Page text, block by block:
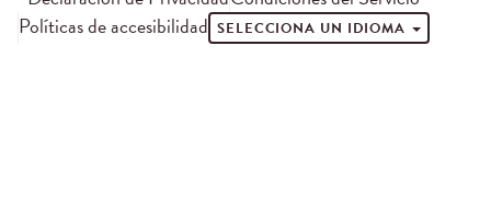
Políticas de accesibilidad SELECCIONA UN IDIOMA